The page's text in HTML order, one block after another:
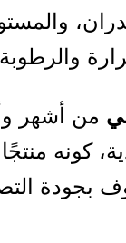
من أشهر
كونه
بجودة